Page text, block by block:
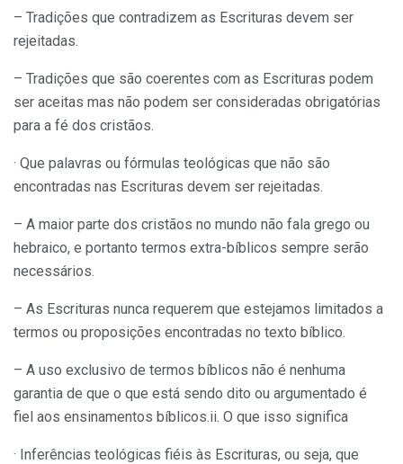
– Tradições que contradizem as Escrituras devem ser
rejeitadas.
– Tradições que são coerentes com as Escrituras podem
ser aceitas mas não podem ser consideradas obrigatórias
para a fé dos cristãos.
· Que palavras ou fórmulas teológicas que não são
encontradas nas Escrituras devem ser rejeitadas.
– A maior parte dos cristãos no mundo não fala grego ou
hebraico, e portanto termos extra-bíblicos sempre serão
necessários.
– As Escrituras nunca requerem que estejamos limitados a
termos ou proposições encontradas no texto bíblico.
– A uso exclusivo de termos bíblicos não é nenhuma
garantia de que o que está sendo dito ou argumentado é
fiel aos ensinamentos bíblicos.ii. O que isso significa
· Inferências teológicas fiéis às Escrituras, ou seja, que